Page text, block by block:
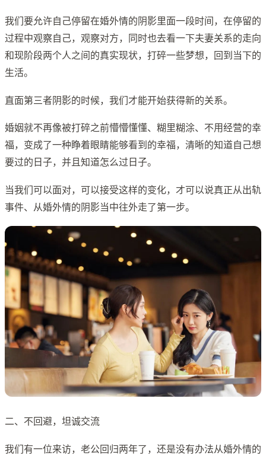
我们要允许自己停留在婚外情的阴影里面一段时间，在停留的
过程中观察自己，观察对方，同时也去看一下夫妻关系的走向
和现阶段两个人之间的真实现状，打碎一些梦想，回到当下的
生活。
直面第三者阴影的时候，我们才能开始获得新的关系。
婚姻就不再像被打碎之前懵懵懂懂、糊里糊涂、不用经营的幸
福，变成了一种睁着眼睛能够看到的幸福，清晰的知道自己想
要过的日子，并且知道怎么过日子。
当我们可以面对，可以接受这样的变化，才可以说真正从出轨
事件、从婚外情的阴影当中往外走了第一步。
二、不回避，坦诚交流
我们有一位来访，老公回归两年了，还是没有办法从婚外情的